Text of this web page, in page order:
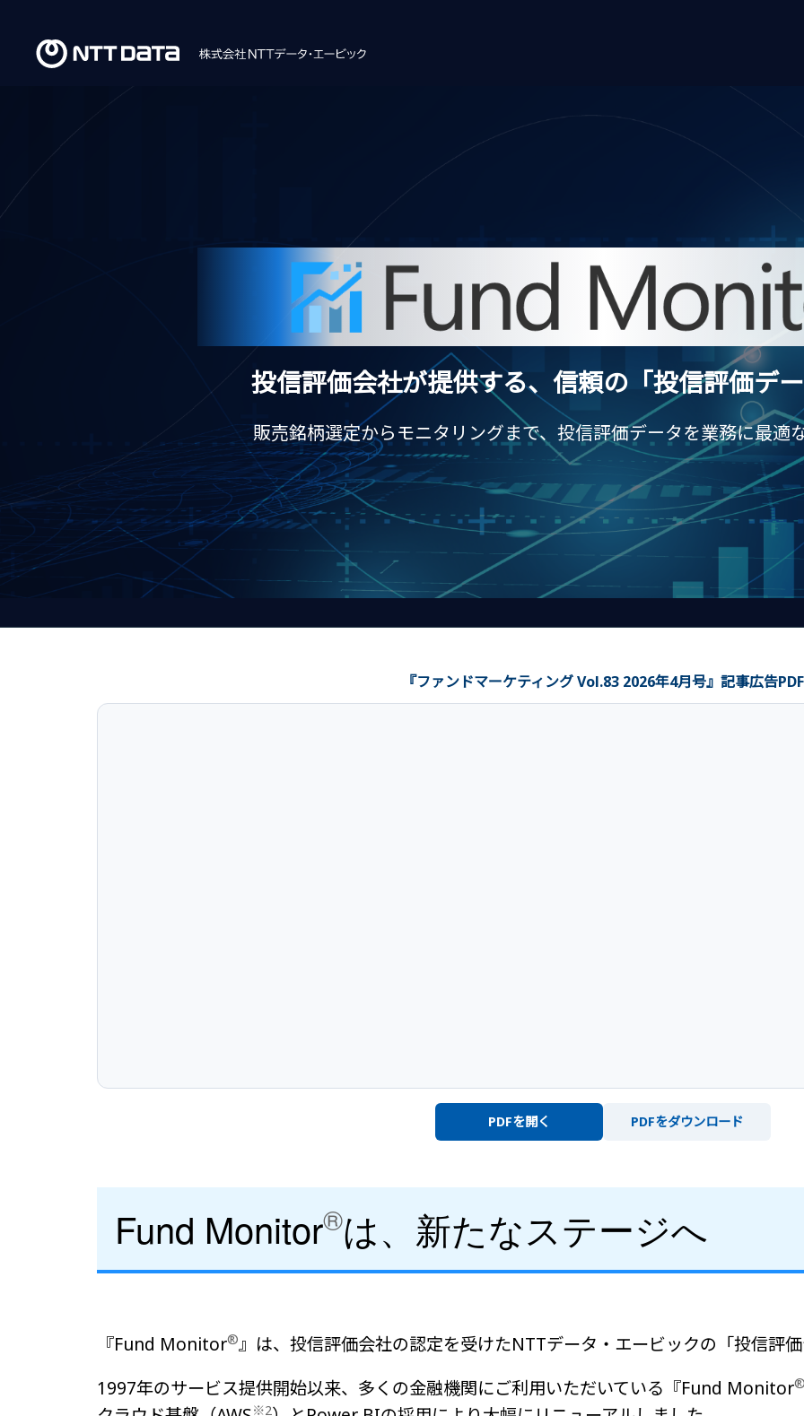
投信評価会社が提供する、信頼の「投信評価デ
販売銘柄選定からモニタリングまで、投信評価データを業務に最適
『ファンドマーケティング Vol.83 2026年4月号』 記事広告PDF
PDFを開く PDFをダウンロード
Fund Monitor®は、新たなステージへ
『Fund Monitor®』は、投信評価会社の認定を受けたNTTデータ・エービックの「投信評
1997年のサービス提供開始以来、多くの金融機関にご利用いただいている『Fund Monitor
※2